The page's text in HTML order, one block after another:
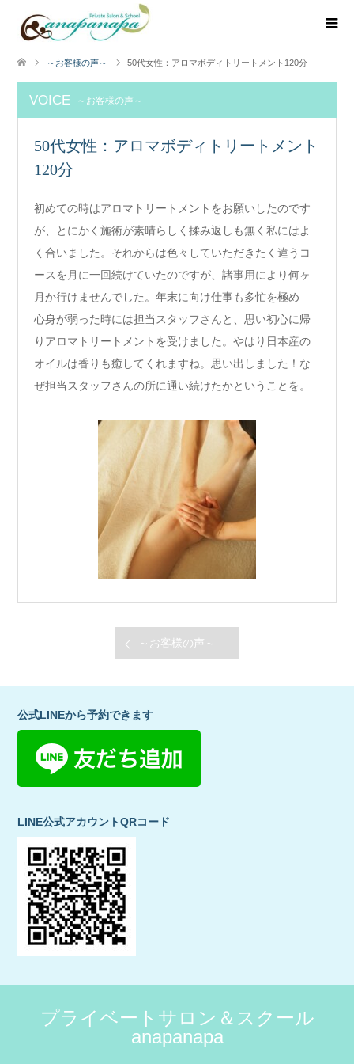
～お客様の声～ 50代女性：アロマボディトリートメント120分
VOICE ～お客様の声～
50代女性：アロマボディトリートメント
120分
初めての時はアロマトリートメントをお願いしたのです
が、とにかく施術が素晴らしく揉み返しも無く私にはよ
く合いました。それからは色々していただきたく違うコ
ースを月に一回続けていたのですが、諸事用により何ヶ
月か行けませんでした。年末に向け仕事も多忙を極め
心身が弱った時には担当スタッフさんと、思い初心に帰
りアロマトリートメントを受けました。やはり日本産の
オイルは香りも癒してくれますね。思い出しました！な
ぜ担当スタッフさんの所に通い続けたかということを。
～お客様の声～
公式LINEから予約できます
LINE公式アカウントQRコード
プライベートサロン＆スクール
anapanapa